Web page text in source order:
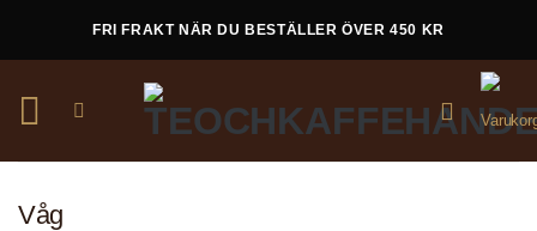
FRI FRAKT NÄR DU BESTÄLLER ÖVER 450 KR
Våg